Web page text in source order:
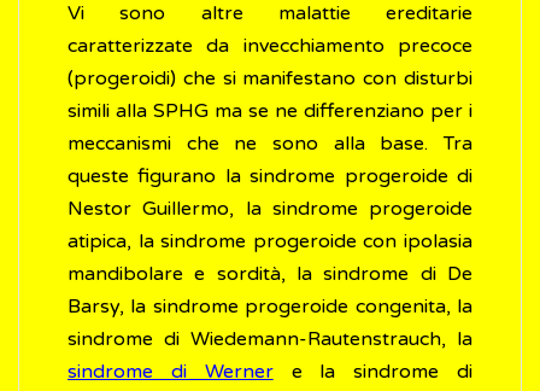
Vi sono altre malattie ereditarie
caratterizzate da invecchiamento precoce
(progeroidi) che si manifestano con disturbi
simili alla SPHG ma se ne differenziano per i
meccanismi che ne sono alla base. Tra
queste figurano la sindrome progeroide di
Nestor Guillermo, la sindrome progeroide
atipica, la sindrome progeroide con ipolasia
mandibolare e sordità, la sindrome di De
Barsy, la sindrome progeroide congenita, la
sindrome di Wiedemann-Rautenstrauch, la
sindrome di Wernere la sindrome di